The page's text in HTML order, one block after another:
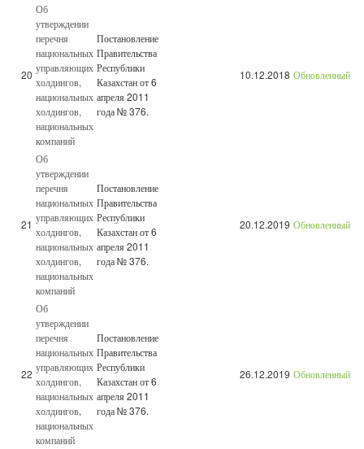
20
Об
утверждении
перечня
национальных
управляющих
холдингов,
национальных
холдингов,
национальных
компаний
Постановление
Правительства
Республики
Казахстан от 6
апреля 2011
года № 376.
10.12.2018 Обновленный
21
Об
утверждении
перечня
национальных
управляющих
холдингов,
национальных
холдингов,
национальных
компаний
Постановление
Правительства
Республики
Казахстан от 6
апреля 2011
года № 376.
20.12.2019 Обновленный
22
Об
утверждении
перечня
национальных
управляющих
холдингов,
национальных
холдингов,
национальных
компаний
Постановление
Правительства
Республики
Казахстан от 6
апреля 2011
года № 376.
26.12.2019 Обновленный